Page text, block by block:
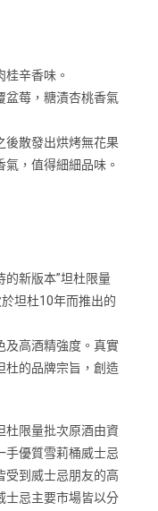
辛香味。
盆莓，糖漬杏桃香氣
後散發出烘烤無花果
，值得細細品味。
新版本”坦杜限量
坦杜10年而推出的
及高酒精強度。真實
杜的品牌宗旨，創造
杜限量批次原酒由資
手優質雪莉桶威士忌
受到威士忌朋友的高
士忌主要市場皆以分